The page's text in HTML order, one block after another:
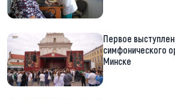
Первое
симфонического
Минске